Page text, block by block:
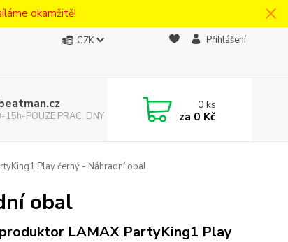
okamžitě!
CZK Přihlášení
15h-POUZE PRAC. DNY
0ks
za 0 Kč
Play černý - Náhradní obal
obal
LAMAX PartyKing1 Play